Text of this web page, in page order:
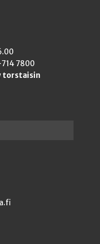
7800
torstaisin